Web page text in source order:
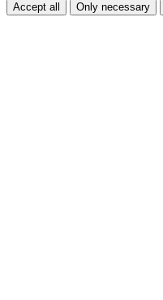
Accept all Only necessary